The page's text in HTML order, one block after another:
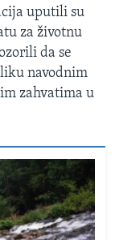
uputili su
za životnu
da se
navodnim
zahvatima u